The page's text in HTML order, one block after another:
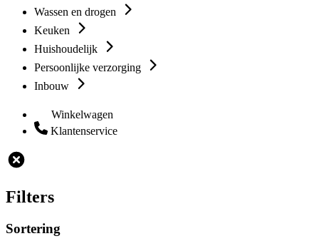
Wassen en drogen
Keuken
Huishoudelijk
Persoonlijke verzorging
Inbouw
Winkelwagen
Klantenservice
Filters
Sortering